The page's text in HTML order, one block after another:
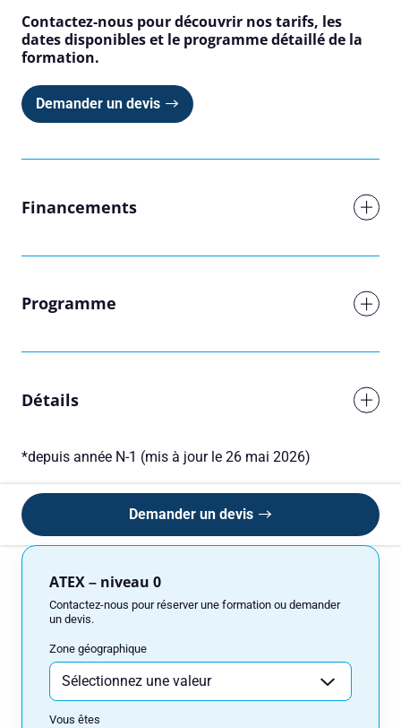
Contactez-nous pour découvrir nos tarifs, les
dates disponibles et le programme détaillé de la
formation.
Demander un devis
Financements
Programme
Détails
*depuis année N-1 (mis à jour le 26 mai 2026)
Demander un devis
ATEX – niveau 0
Contactez-nous pour réserver une formation ou demander
un devis.
Zone géographique
Vous êtes
Réserver une session
Vous êtes
Prénom